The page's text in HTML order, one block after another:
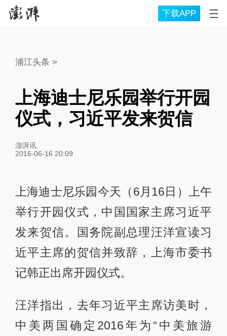
下载APP
浦江头条 >
上海迪士尼乐园举行开园
仪式，习近平发来贺信
澎湃讯
2016-06-16 20:09
上海迪士尼乐园今天（6月16日）上午
举行开园仪式，中国国家主席习近平
发来贺信。国务院副总理汪洋宣读习
近平主席的贺信并致辞，上海市委书
记韩正出席开园仪式。
汪洋指出，去年习近平主席访美时，
中美两国确定2016年为“中美旅游